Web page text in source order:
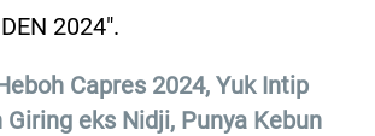
2024".
Capres 2024, Yuk Intip
eks Nidji, Punya Kebun